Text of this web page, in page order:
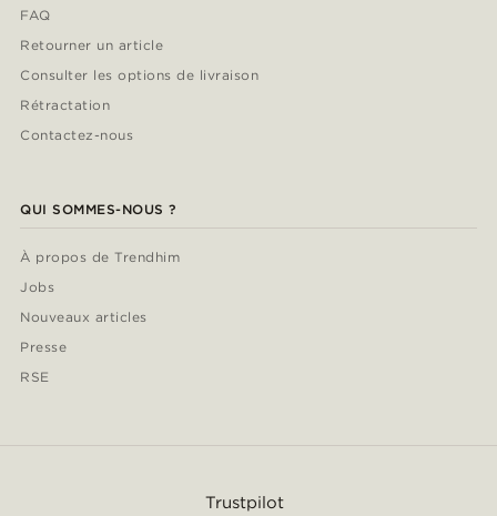
FAQ
Retourner un article
Consulter les options de livraison
Rétractation
Contactez-nous
QUI SOMMES-NOUS ?
À propos de Trendhim
Jobs
Nouveaux articles
Presse
RSE
Trustpilot